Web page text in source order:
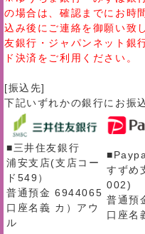
の場合は、確認までにお時
込み後にご連絡を御願い致
友銀行・ジャパンネット銀
ド決済をご利用ください。
[振込先]
下記いずれかの銀行にお振
■三井住友銀行
浦安支店(支店コー
ド549）
普通預金 6944065
口座名義 カ）アウ
ル
すずめ
002)
普通預
口座名